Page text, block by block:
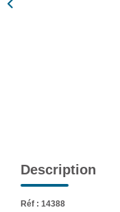
Description
Réf : 14388